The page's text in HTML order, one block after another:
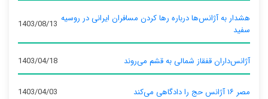
هشدار به آژانس‌ها درباره رها کردن مسافران ایرانی در روسیه
سفید
1403/08/13
آژانس‌داران قفقاز شمالی به قشم می‌روند 1403/04/18
مصر ۱۶ آژانس حج را دادگاهی می‌کند 1403/04/03